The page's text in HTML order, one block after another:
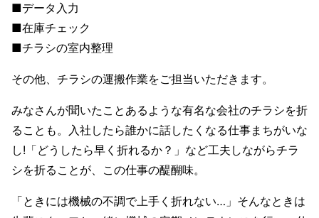
■データ入力
■在庫チェック
■チラシの室内整理
その他、チラシの運搬作業をご担当いただきます。
みなさんが聞いたことあるような有名な会社のチラシを折
ることも。入社したら誰かに話したくなる仕事まちがいな
し!「どうしたら早く折れるか？」など工夫しながらチラ
シを折ることが、この仕事の醍醐味。
「ときには機械の不調で上手く折れない…」そんなときは